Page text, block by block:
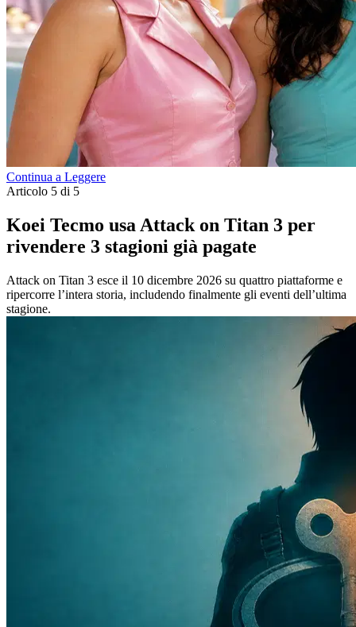
Continua a Leggere
Articolo 5 di 5
Koei Tecmo usa Attack on Titan 3 per
rivendere 3 stagioni già pagate
Attack on Titan 3 esce il 10 dicembre 2026 su quattro piattaforme e
ripercorre l’intera storia, includendo finalmente gli eventi dell’ultima
stagione.